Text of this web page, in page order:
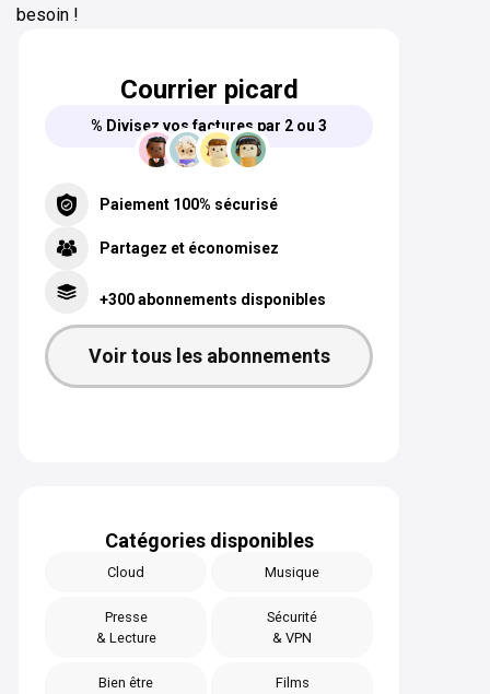
besoin !
Courrier picard
% Divisez vos factures par 2 ou 3
Paiement 100% sécurisé
Partagez et économisez
+300 abonnements disponibles
Voir tous les abonnements
Catégories disponibles
Cloud Musique
Presse
& Lecture
Sécurité
& VPN
Bien être
Films